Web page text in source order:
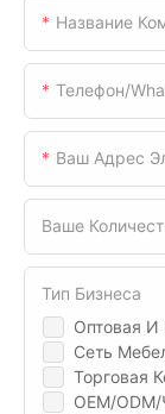
Название
Телефон/
Ваш Адрес
Оптовая И
Сеть
Торговая
OEM/
Тип Бизнеса